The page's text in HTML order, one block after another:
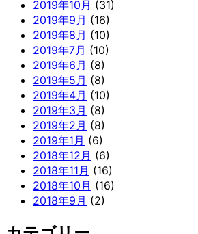
2019年10月 (31)
2019年9月 (16)
2019年8月 (10)
2019年7月 (10)
2019年6月 (8)
2019年5月 (8)
2019年4月 (10)
2019年3月 (8)
2019年2月 (8)
2019年1月 (6)
2018年12月 (6)
2018年11月 (16)
2018年10月 (16)
2018年9月 (2)